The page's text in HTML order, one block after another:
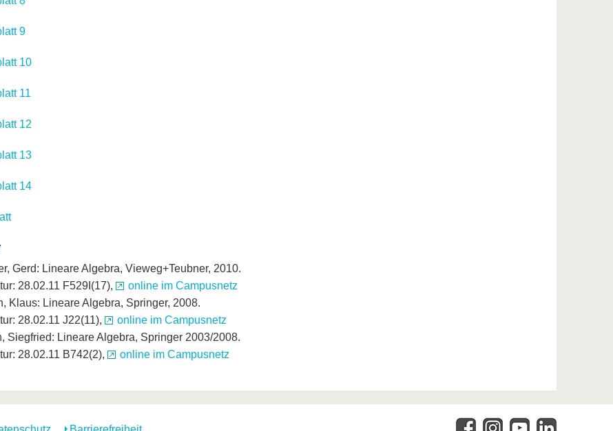
9
10
11
12
13
14
Gerd: Lineare Algebra, Vieweg+Teubner, 2010.
28.02.11 F529I(17),
online im Campusnetz
Klaus: Lineare Algebra, Springer, 2008.
28.02.11 J22(11),
online im Campusnetz
Siegfried: Lineare Algebra, Springer 2003/2008.
28.02.11 B742(2),
online im Campusnetz